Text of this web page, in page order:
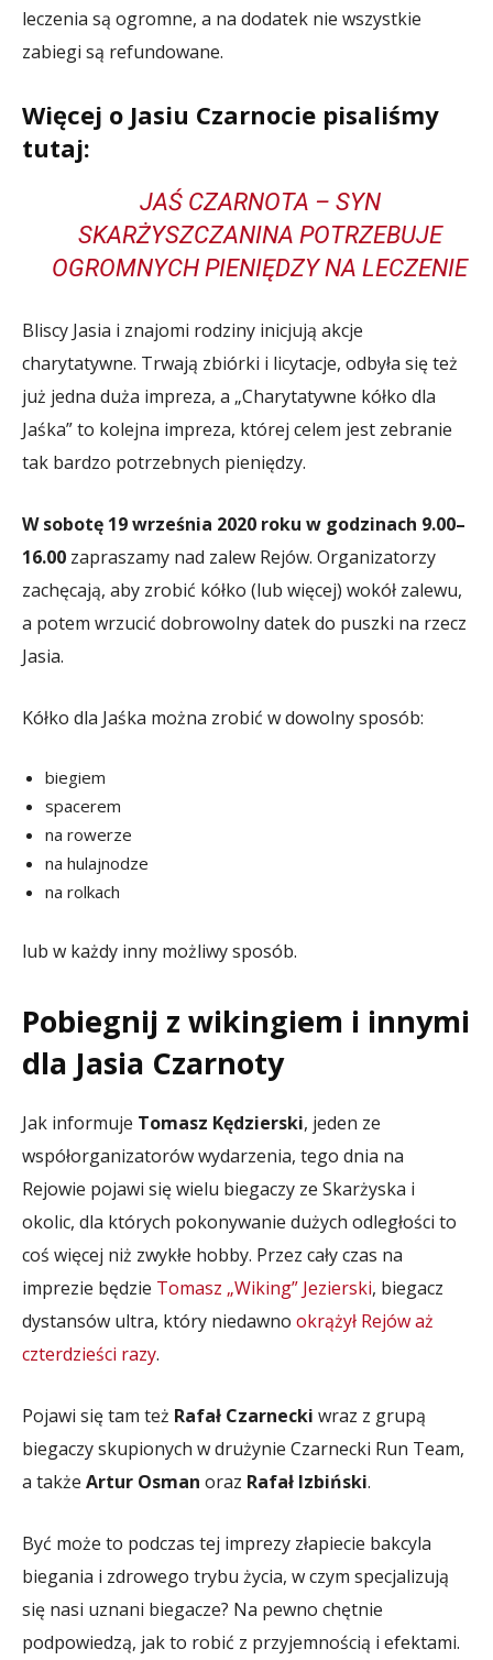
leczenia są ogromne, a na dodatek nie wszystkie
zabiegi są refundowane.
Więcej o Jasiu Czarnocie pisaliśmy
tutaj:
JAŚ CZARNOTA – SYN
SKARŻYSZCZANINA POTRZEBUJE
OGROMNYCH PIENIĘDZY NA LECZENIE
Bliscy Jasia i znajomi rodziny inicjują akcje
charytatywne. Trwają zbiórki i licytacje, odbyła się też
już jedna duża impreza, a „Charytatywne kółko dla
Jaśka” to kolejna impreza, której celem jest zebranie
tak bardzo potrzebnych pieniędzy.
W sobotę 19 września 2020 roku w godzinach 9.00–
16.00 zapraszamy nad zalew Rejów. Organizatorzy
zachęcają, aby zrobić kółko (lub więcej) wokół zalewu,
a potem wrzucić dobrowolny datek do puszki na rzecz
Jasia.
Kółko dla Jaśka można zrobić w dowolny sposób:
biegiem
spacerem
na rowerze
na hulajnodze
na rolkach
lub w każdy inny możliwy sposób.
Pobiegnij z wikingiem i innymi
dla Jasia Czarnoty
Jak informuje Tomasz Kędzierski, jeden ze
współorganizatorów wydarzenia, tego dnia na
Rejowie pojawi się wielu biegaczy ze Skarżyska i
okolic, dla których pokonywanie dużych odległości to
coś więcej niż zwykłe hobby. Przez cały czas na
imprezie będzie Tomasz „Wiking” Jezierski, biegacz
dystansów ultra, który niedawno okrążył Rejów aż
czterdzieści razy.
Pojawi się tam też Rafał Czarnecki wraz z grupą
biegaczy skupionych w drużynie Czarnecki Run Team,
a także Artur Osman oraz Rafał Izbiński.
Być może to podczas tej imprezy złapiecie bakcyla
biegania i zdrowego trybu życia, w czym specjalizują
się nasi uznani biegacze? Na pewno chętnie
podpowiedzą, jak to robić z przyjemnością i efektami.